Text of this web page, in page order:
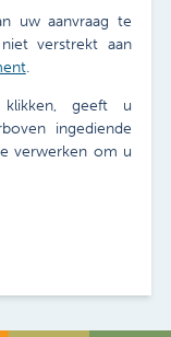
uw aanvraag te
verstrekt aan
.
geeft u
ingediende
verwerken om u